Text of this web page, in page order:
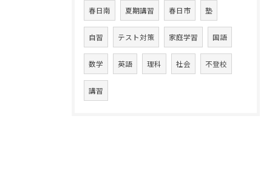
春日南 夏期講習 春日市 塾
自習 テスト対策 家庭学習 国語
数学 英語 理科 社会 不登校
講習